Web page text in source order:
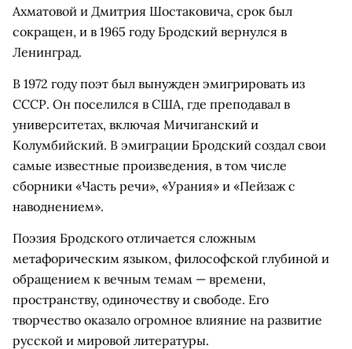
Ахматовой и Дмитрия Шостаковича, срок был
сокращен, и в 1965 году Бродский вернулся в
Ленинград.
В 1972 году поэт был вынужден эмигрировать из
СССР. Он поселился в США, где преподавал в
университетах, включая Мичиганский и
Колумбийский. В эмиграции Бродский создал свои
самые известные произведения, в том числе
сборники «Часть речи», «Урания» и «Пейзаж с
наводнением».
Поэзия Бродского отличается сложным
метафорическим языком, философской глубиной и
обращением к вечным темам — времени,
пространству, одиночеству и свободе. Его
творчество оказало огромное влияние на развитие
русской и мировой литературы.